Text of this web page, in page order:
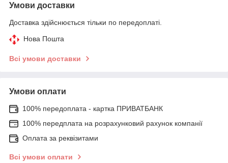
Умови доставки
Доставка здійснюється тільки по передоплаті.
Нова Пошта
Всі умови доставки
Умови оплати
100% передоплата - картка ПРИВАТБАНК
100% передплата на розрахунковий рахунок компанії
Оплата за реквізитами
Всі умови оплати